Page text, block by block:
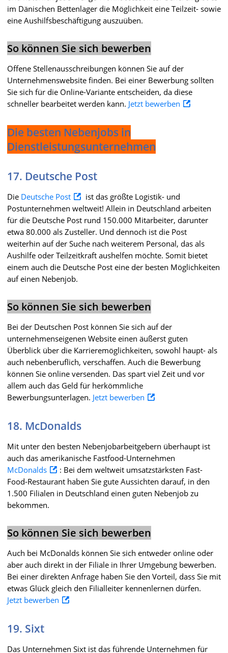
im Dänischen Bettenlager die Möglichkeit eine Teilzeit- sowie
eine Aushilfsbeschäftigung auszuüben.
So können Sie sich bewerben
Offene Stellenausschreibungen können Sie auf der
Unternehmenswebsite finden. Bei einer Bewerbung sollten
Sie sich für die Online-Variante entscheiden, da diese
schneller bearbeitet werden kann. Jetzt bewerben
Die besten Nebenjobs in
Dienstleistungsunternehmen
17. Deutsche Post
Die Deutsche Post
ist das größte Logistik- und
Postunternehmen weltweit! Allein in Deutschland arbeiten
für die Deutsche Post rund 150.000 Mitarbeiter, darunter
etwa 80.000 als Zusteller. Und dennoch ist die Post
weiterhin auf der Suche nach weiterem Personal, das als
Aushilfe oder Teilzeitkraft aushelfen möchte. Somit bietet
einem auch die Deutsche Post eine der besten Möglichkeiten
auf einen Nebenjob.
So können Sie sich bewerben
Bei der Deutschen Post können Sie sich auf der
unternehmenseigenen Website einen äußerst guten
Überblick über die Karrieremöglichkeiten, sowohl haupt- als
auch nebenberuflich, verschaffen. Auch die Bewerbung
können Sie online versenden. Das spart viel Zeit und vor
allem auch das Geld für herkömmliche
Bewerbungsunterlagen. Jetzt bewerben
18. McDonalds
Mit unter den besten Nebenjobarbeitgebern überhaupt ist
auch das amerikanische Fastfood-Unternehmen
McDonalds
: Bei dem weltweit umsatzstärksten Fast-
Food-Restaurant haben Sie gute Aussichten darauf, in den
1.500 Filialen in Deutschland einen guten Nebenjob zu
bekommen.
So können Sie sich bewerben
Auch bei McDonalds können Sie sich entweder online oder
aber auch direkt in der Filiale in Ihrer Umgebung bewerben.
Bei einer direkten Anfrage haben Sie den Vorteil, dass Sie mit
etwas Glück gleich den Filialleiter kennenlernen dürfen.
Jetzt bewerben
19. Sixt
Das Unternehmen Sixt ist das führende Unternehmen für